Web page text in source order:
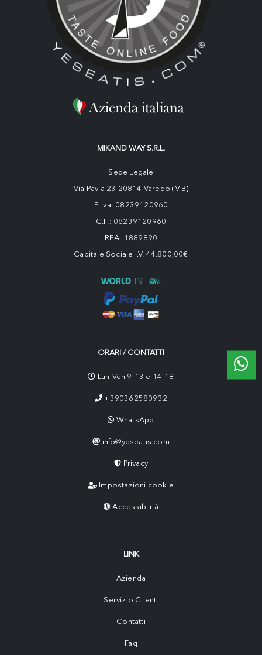
MIKAND WAY S.R.L.
Sede Legale
Via Pavia 23 20814 Varedo (MB)
P. Iva: 08239120960
C.F.: 08239120960
REA: 1889890
Capitale Sociale I.V. 44.800,00€
ORARI / CONTATTI
Lun-Ven 9-13 e 14-18
+390362580932
WhatsApp
info@yeseatis.com
Privacy
Impostazioni cookie
Accessibilità
LINK
Azienda
Servizio Clienti
Contatti
Faq